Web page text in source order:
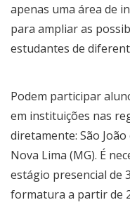
apenas uma área de
para ampliar as
estudantes de
Podem participar
em instituições nas
diretamente: São
Nova Lima (MG). É
estágio presencial de
formatura a partir de